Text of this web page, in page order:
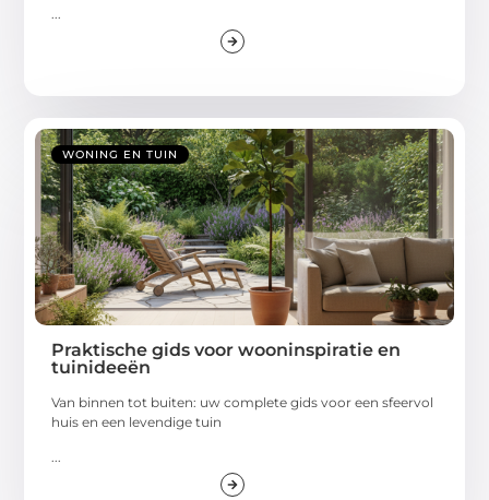
WONING EN TUIN
Praktische gids voor wooninspiratie en
tuinideeën
Van binnen tot buiten: uw complete gids voor een sfeervol
huis en een levendige tuin
...